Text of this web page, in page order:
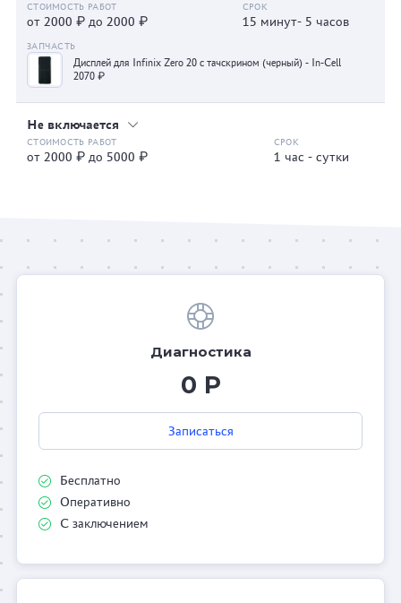
от 2000 ₽ до 2000 ₽ 15 минут- 5 часов
Дисплей для Infinix Zero 20 с тачскрином (черный) - In-Cell
2070 ₽
Не включается
от 2000 ₽ до 5000 ₽ 1 час - сутки
Диагностика
0 Р
Записаться
Бесплатно
Оперативно
С заключением